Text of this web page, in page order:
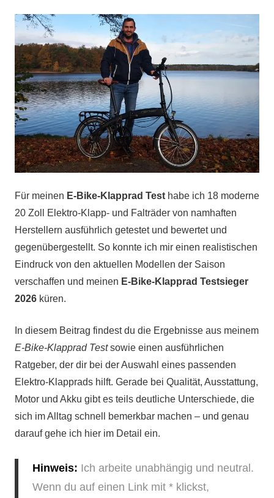
Für meinen E-Bike-Klapprad Test habe ich 18 moderne
20 Zoll Elektro-Klapp- und Falträder von namhaften
Herstellern ausführlich getestet und bewertet und
gegenübergestellt. So konnte ich mir einen realistischen
Eindruck von den aktuellen Modellen der Saison
verschaffen und meinen E-Bike-Klapprad Testsieger
2026 küren.
In diesem Beitrag findest du die Ergebnisse aus meinem
E-Bike-Klapprad Testsowie einen ausführlichen
Ratgeber, der dir bei der Auswahl eines passenden
Elektro-Klapprads hilft. Gerade bei Qualität, Ausstattung,
Motor und Akku gibt es teils deutliche Unterschiede, die
sich im Alltag schnell bemerkbar machen – und genau
darauf gehe ich hier im Detail ein.
Hinweis: Ich arbeite unabhängig und neutral.
Wenn du auf einen Link mit * klickst,